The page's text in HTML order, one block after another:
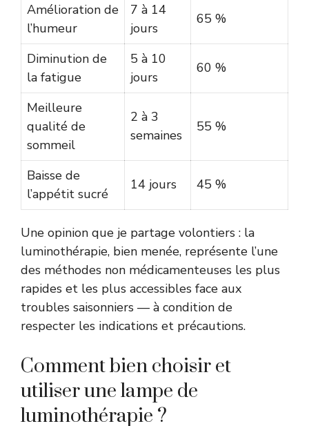
Amélioration de
l’humeur
7 à 14
jours
65 %
Diminution de
la fatigue
5 à 10
jours
60 %
Meilleure
qualité de
sommeil
2 à 3
semaines
55 %
Baisse de
l’appétit sucré
14 jours 45 %
Une opinion que je partage volontiers : la
luminothérapie, bien menée, représente l’une
des méthodes non médicamenteuses les plus
rapides et les plus accessibles face aux
troubles saisonniers — à condition de
respecter les indications et précautions.
Comment bien choisir et
utiliser une lampe de
luminothérapie ?